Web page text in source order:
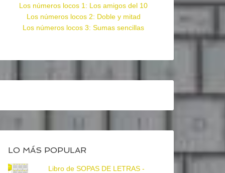
Los números locos 1: Los amigos del 10
Los números locos 2: Doble y mitad
Los números locos 3: Sumas sencillas
LO MÁS POPULAR
Libro de SOPAS DE LETRAS -